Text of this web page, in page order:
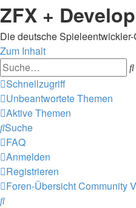
ZFX +
Die deutsche
Zum Inhalt
Schnellzugriff
Unbeantwortete Themen
Aktive Themen
Suche
FAQ
Anmelden
Registrieren
Foren-ÜbersichtCommunity
Suche